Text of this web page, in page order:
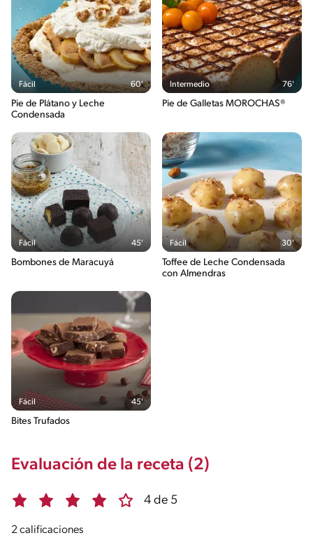
Fácil 60'
Pie de Plátano y Leche
Condensada
Intermedio 76'
Pie de Galletas MOROCHAS®
Fácil 45'
Bombones de Maracuyá
Fácil 30'
Toffee de Leche Condensada
con Almendras
Fácil 45'
Bites Trufados
Evaluación de la receta (2)
4 de 5
2 calificaciones